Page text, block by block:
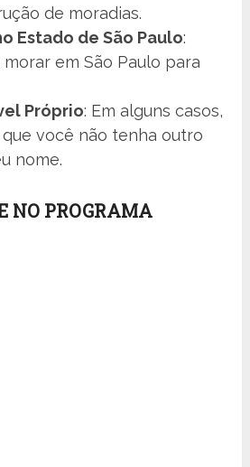
de moradias.
Estado de São Paulo:
em São Paulo para
Próprio: Em alguns casos,
você não tenha outro
nome.
NO PROGRAMA